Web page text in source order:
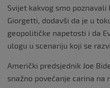
Svijet kakvog smo poznavali
Giorgetti, dodavši da je u
geopolitičke napetosti i da
ulogu u scenariju koji se
Američki predsjednik Joe
snažno povećanje carina na